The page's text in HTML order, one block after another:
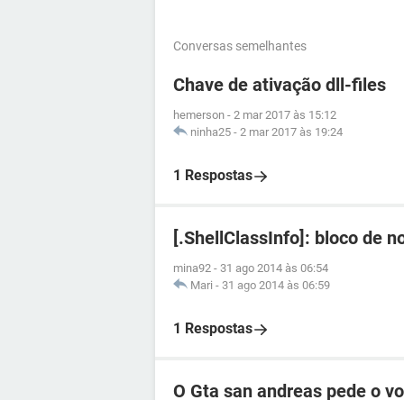
Conversas semelhantes
Chave de ativação dll-files
hemerson - 2 mar 2017 às 15:12
ninha25 - 2 mar 2017 às 19:24
1 Respostas
[.ShellClassInfo]: bloco de
mina92 - 31 ago 2014 às 06:54
Mari - 31 ago 2014 às 06:59
1 Respostas
O Gta san andreas pede o